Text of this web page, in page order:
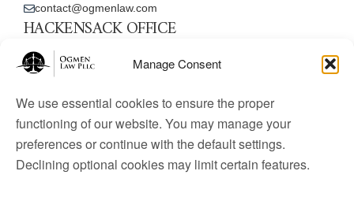
Manage Consent
We use essential cookies to ensure the proper
functioning of our website. You may manage your
preferences or continue with the default settings.
Declining optional cookies may limit certain features.
contact@ogmenlaw.com
HACKENSACK OFFICE
New Jersey Office
contact@ogmenlaw.com